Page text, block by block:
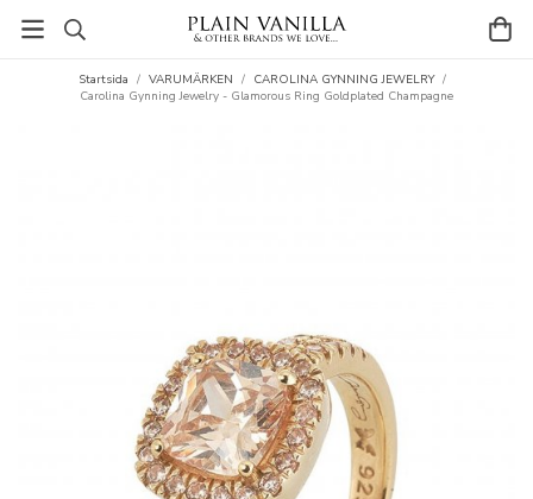
Startsida / VARUMÄRKEN / CAROLINA GYNNING JEWELRY /
Carolina Gynning Jewelry - Glamorous Ring Goldplated Champagne